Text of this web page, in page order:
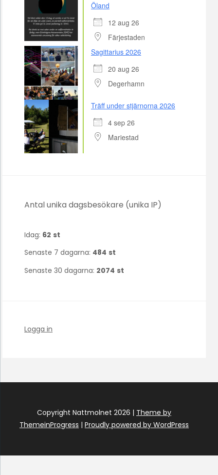
Öland
12 aug 26
Färjestaden
Sagittarius 2026
20 aug 26
Degerhamn
Träff under stjärnorna 2026
4 sep 26
Mariestad
Antal unika dagsbesökare (unika IP)
Idag: 62 st
Senaste 7 dagarna: 484 st
Senaste 30 dagarna: 2074 st
Logga in
Copyright Nattmolnet 2026 | Theme by
ThemeinProgress | Proudly powered by WordPress